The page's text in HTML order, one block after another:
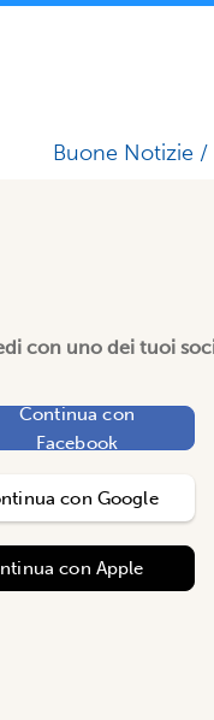
Buone Notizie
con uno dei tuoi
Continua con
Facebook
con Google
con Apple